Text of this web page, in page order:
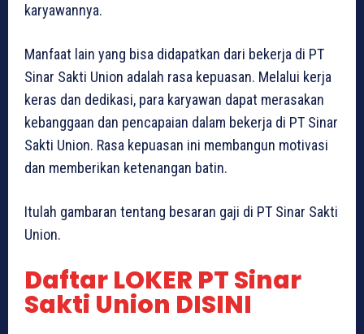
karyawannya.
Manfaat lain yang bisa didapatkan dari bekerja di PT
Sinar Sakti Union adalah rasa kepuasan. Melalui kerja
keras dan dedikasi, para karyawan dapat merasakan
kebanggaan dan pencapaian dalam bekerja di PT Sinar
Sakti Union. Rasa kepuasan ini membangun motivasi
dan memberikan ketenangan batin.
Itulah gambaran tentang besaran gaji di PT Sinar Sakti
Union.
Daftar LOKER PT Sinar
Sakti Union DISINI